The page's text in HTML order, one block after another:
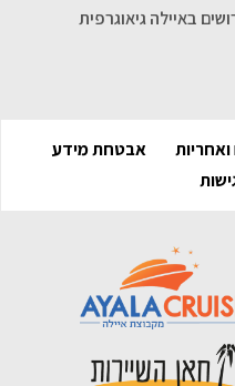
באיילה גיאוגרפית
אבטחת מידע